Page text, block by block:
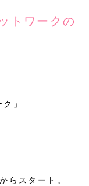
トワークの
」
らスタート。